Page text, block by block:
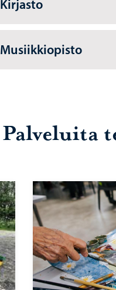
Kirjasto
Musiikkiopisto
Palveluita